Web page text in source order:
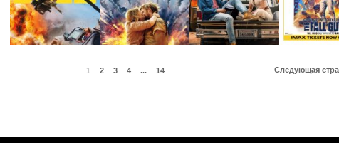
1 2 3 4 ... 14 Следующая